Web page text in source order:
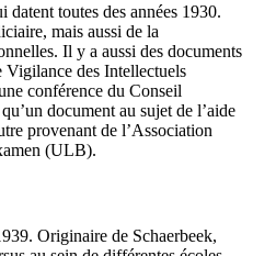
toutes des années 1930.
mais aussi de la
Il y a aussi des documents
des Intellectuels
conférence du Conseil
document au sujet de l’aide
provenant de l’Association
(ULB).
Originaire de Schaerbeek,